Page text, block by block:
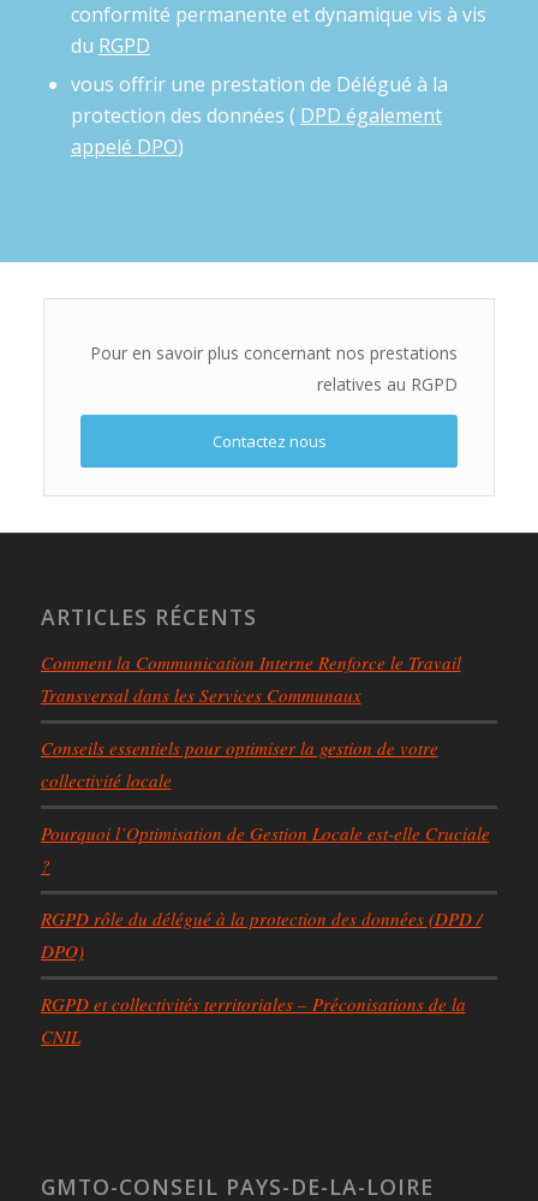
conformité permanente et dynamique vis à vis
du RGPD
vous offrir une prestation de Délégué à la
protection des données ( DPD également
appelé DPO)
Pour en savoir plus concernant nos prestations
relatives au RGPD
Contactez nous
ARTICLES RÉCENTS
Comment la Communication Interne Renforce le Travail
Transversal dans les Services Communaux
Conseils essentiels pour optimiser la gestion de votre
collectivité locale
Pourquoi l’Optimisation de Gestion Locale est-elle Cruciale
?
RGPD rôle du délégué à la protection des données (DPD /
DPO)
RGPD et collectivités territoriales – Préconisations de la
CNIL
GMTO-CONSEIL PAYS-DE-LA-LOIRE